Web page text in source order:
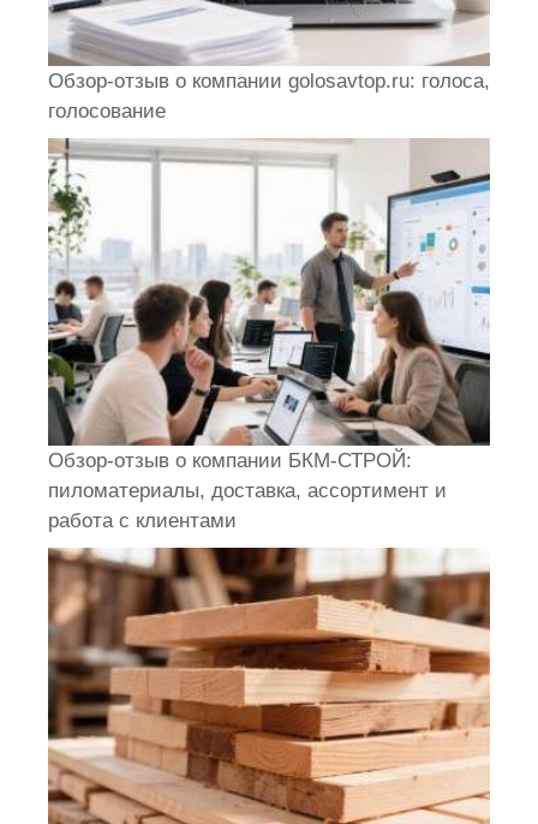
Обзор-отзыв о компании golosavtop.ru: голоса,
голосование
Обзор-отзыв о компании БКМ-СТРОЙ:
пиломатериалы, доставка, ассортимент и
работа с клиентами